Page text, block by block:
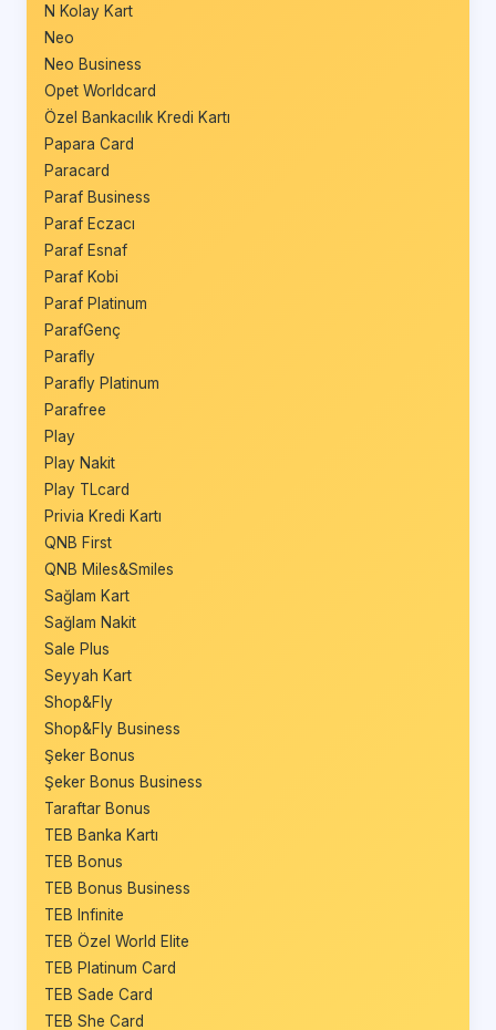
N Kolay Kart
Neo
Neo Business
Opet Worldcard
Özel Bankacılık Kredi Kartı
Papara Card
Paracard
Paraf Business
Paraf Eczacı
Paraf Esnaf
Paraf Kobi
Paraf Platinum
ParafGenç
Parafly
Parafly Platinum
Parafree
Play
Play Nakit
Play TLcard
Privia Kredi Kartı
QNB First
QNB Miles&Smiles
Sağlam Kart
Sağlam Nakit
Sale Plus
Seyyah Kart
Shop&Fly
Shop&Fly Business
Şeker Bonus
Şeker Bonus Business
Taraftar Bonus
TEB Banka Kartı
TEB Bonus
TEB Bonus Business
TEB Infinite
TEB Özel World Elite
TEB Platinum Card
TEB Sade Card
TEB She Card